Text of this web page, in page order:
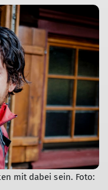
mit dabei sein. Foto: